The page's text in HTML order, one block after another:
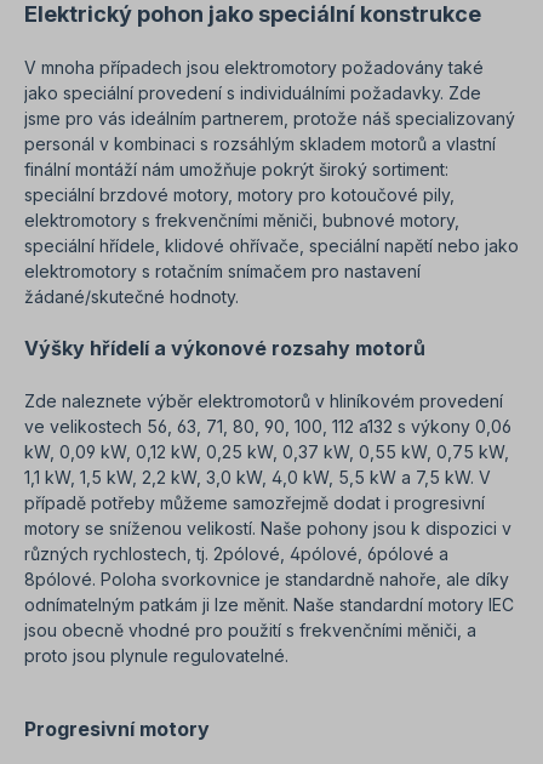
Elektrický pohon jako speciální konstrukce
V mnoha případech jsou elektromotory požadovány také
jako speciální provedení s individuálními požadavky. Zde
jsme pro vás ideálním partnerem, protože náš specializovaný
personál v kombinaci s rozsáhlým skladem motorů a vlastní
finální montáží nám umožňuje pokrýt široký sortiment:
speciální brzdové motory, motory pro kotoučové pily,
elektromotory s frekvenčními měniči, bubnové motory,
speciální hřídele, klidové ohřívače, speciální napětí nebo jako
elektromotory s rotačním snímačem pro nastavení
žádané/skutečné hodnoty.
Výšky hřídelí a výkonové rozsahy motorů
Zde naleznete výběr elektromotorů v hliníkovém provedení
ve velikostech 56, 63, 71, 80, 90, 100, 112 a132 s výkony 0,06
kW, 0,09 kW, 0,12 kW, 0,25 kW, 0,37 kW, 0,55 kW, 0,75 kW,
1,1 kW, 1,5 kW, 2,2 kW, 3,0 kW, 4,0 kW, 5,5 kW a 7,5 kW. V
případě potřeby můžeme samozřejmě dodat i progresivní
motory se sníženou velikostí. Naše pohony jsou k dispozici v
různých rychlostech, tj. 2pólové, 4pólové, 6pólové a
8pólové. Poloha svorkovnice je standardně nahoře, ale díky
odnímatelným patkám ji lze měnit. Naše standardní motory IEC
jsou obecně vhodné pro použití s frekvenčními měniči, a
proto jsou plynule regulovatelné.
Progresivní motory